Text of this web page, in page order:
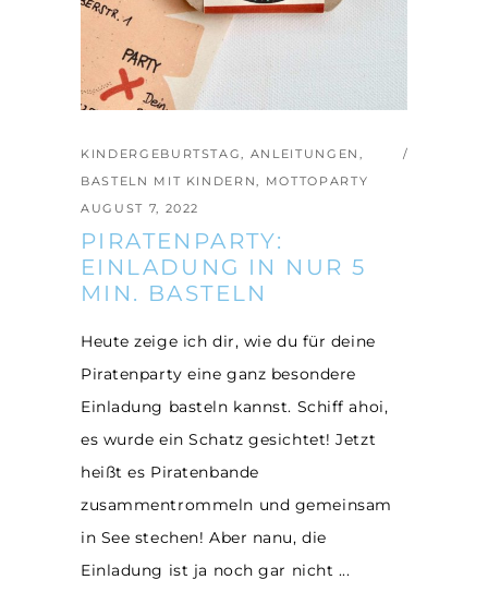
KINDERGEBURTSTAG, ANLEITUNGEN ,
BASTELN MIT KINDERN, MOTTOPARTY
AUGUST 7, 2022
PIRATENPARTY:
EINLADUNG IN NUR 5
MIN. BASTELN
Heute zeige ich dir, wie du für deine
Piratenparty eine ganz besondere
Einladung basteln kannst. Schiff ahoi,
es wurde ein Schatz gesichtet! Jetzt
heißt es Piratenbande
zusammentrommeln und gemeinsam
in See stechen! Aber nanu, die
Einladung ist ja noch gar nicht